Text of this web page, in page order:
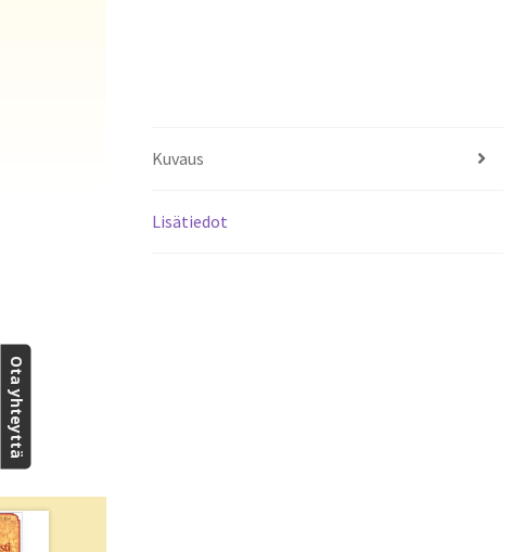
Kuvaus
Lisätiedot
Ota yhteyttä